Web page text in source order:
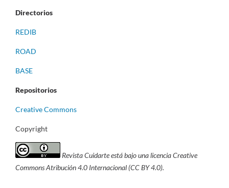
Directorios
REDIB
ROAD
BASE
Repositorios
Creative Commons
Copyright
Revista Cuidarte está bajo una licencia Creative
Commons Atribución 4.0 Internacional (CC BY 4.0).